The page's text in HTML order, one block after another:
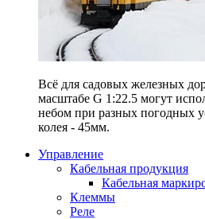
Всё для садовых железных
масштабе G 1:22.5 могут
небом при разных погодных
колея - 45мм.
Управление
Кабельная продукция
Кабельная
Клеммы
Реле